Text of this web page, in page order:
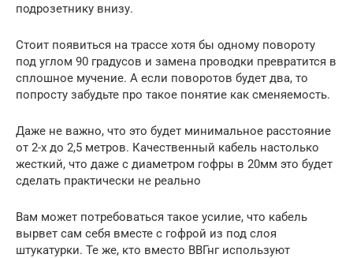
подрозетнику внизу.
Стоит появиться на трассе хотя бы одному повороту
под углом 90 градусов и замена проводки превратится в
сплошное мучение. А если поворотов будет два, то
попросту забудьте про такое понятие как сменяемость.
Даже не важно, что это будет минимальное расстояние
от 2-х до 2,5 метров. Качественный кабель настолько
жесткий, что даже с диаметром гофры в 20мм это будет
сделать практически не реально
Вам может потребоваться такое усилие, что кабель
вырвет сам себя вместе с гофрой из под слоя
штукатурки. Те же, кто вместо ВВГнг используют